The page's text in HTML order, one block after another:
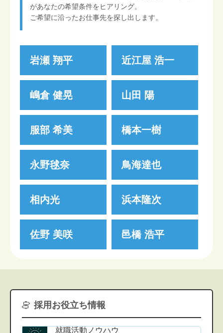
があなたの希望条件をヒアリング。
ご希望に沿ったお仕事先を探し出します。
岩瀬 翔平 近江屋 浩一
嶋倉 健晃 山田 陽
服部 希美 橋本一樹
永野毬奈 鳥海達也
相内光 浜本隆次
佐野 美咲 邑橋 浩平
採用お役立ち情報
就職活動ノウハウ